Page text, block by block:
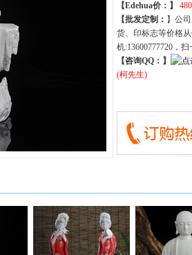
【Edehua价：】
【批发定制： 】公
货、印标志等价格
机:13600777720，
【咨询QQ：】
(柯先生)